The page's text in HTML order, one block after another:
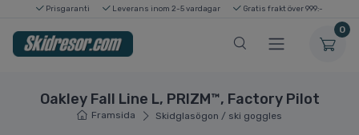
Prisgaranti Leverans inom 2-5 vardagar Gratis frakt över 999:-
0
Oakley Fall Line L, PRIZM™, Factory Pilot
Framsida Skidglasögon / ski goggles